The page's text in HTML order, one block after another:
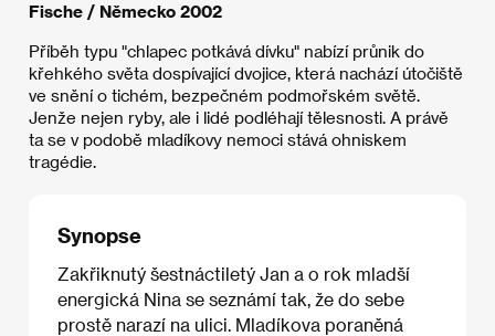
Fische / Německo 2002
Příběh typu "chlapec potkává dívku" nabízí průnik do
křehkého světa dospívající dvojice, která nachází útočiště
ve snění o tichém, bezpečném podmořském světě.
Jenže nejen ryby, ale i lidé podléhají tělesnosti. A právě
ta se v podobě mladíkovy nemoci stává ohniskem
tragédie.
Synopse
Zakřiknutý šestnáctiletý Jan a o rok mladší
energická Nina se seznámí tak, že do sebe
prostě narazí na ulici. Mladíkova poraněná